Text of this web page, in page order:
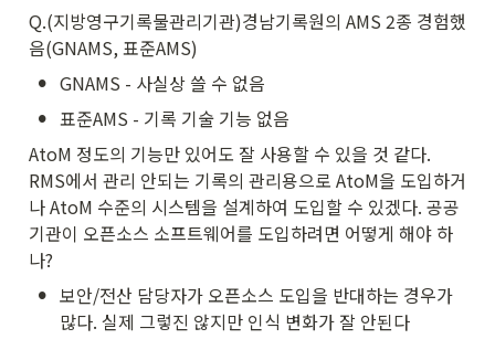
Q.(지방영구기록물관리기관)경남기록원의 AMS 2종 경험했
음(GNAMS, 표준AMS)
• GNAMS - 사실상 쓸 수 없음
• 표준AMS - 기록 기술 기능 없음
AtoM 정도의 기능만 있어도 잘 사용할 수 있을 것 같다.
RMS에서 관리 안되는 기록의 관리용으로 AtoM을 도입하거
나 AtoM 수준의 시스템을 설계하여 도입할 수 있겠다. 공공
기관이 오픈소스 소프트웨어를 도입하려면 어떻게 해야 하
나?
• 보안/전산 담당자가 오픈소스 도입을 반대하는 경우가
많다. 실제 그렇진 않지만 인식 변화가 잘 안된다